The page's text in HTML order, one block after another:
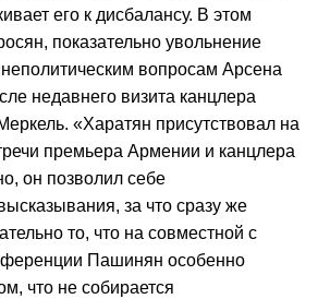
его к дисбалансу. В этом
показательно увольнение
вопросам Арсена
недавнего визита канцлера
«Харатян присутствовал на
премьера Армении и канцлера
он позволил себе
за что сразу же
то, что на совместной с
Пашинян особенно
что не собирается